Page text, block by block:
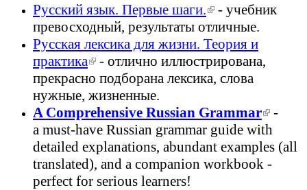
Русский язык. Первые шаги.(le lien est
externe)
- учебник
превосходный, результаты отличные.
Русская лексика для жизни. Теория и
практика(le lien est externe)
- отлично иллюстрирована,
прекрасно подборана лексика, слова
нужные, жизненные.
A Comprehensive Russian Grammar(le lien
est
-
а must-have Russian grammar guide with
detailed explanations, abundant examples (all
translated), and a companion workbook -
perfect for serious learners!